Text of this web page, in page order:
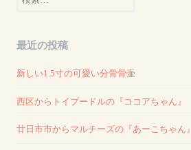
索:
最近の投稿
新しい1.5寸の可愛い分骨骨壷
西区からトイプードルの『ココアちゃん』
廿日市市からマルチーズの『あーこちゃん』